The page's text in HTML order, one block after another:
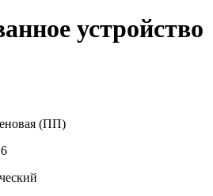
устройство
(ПП)